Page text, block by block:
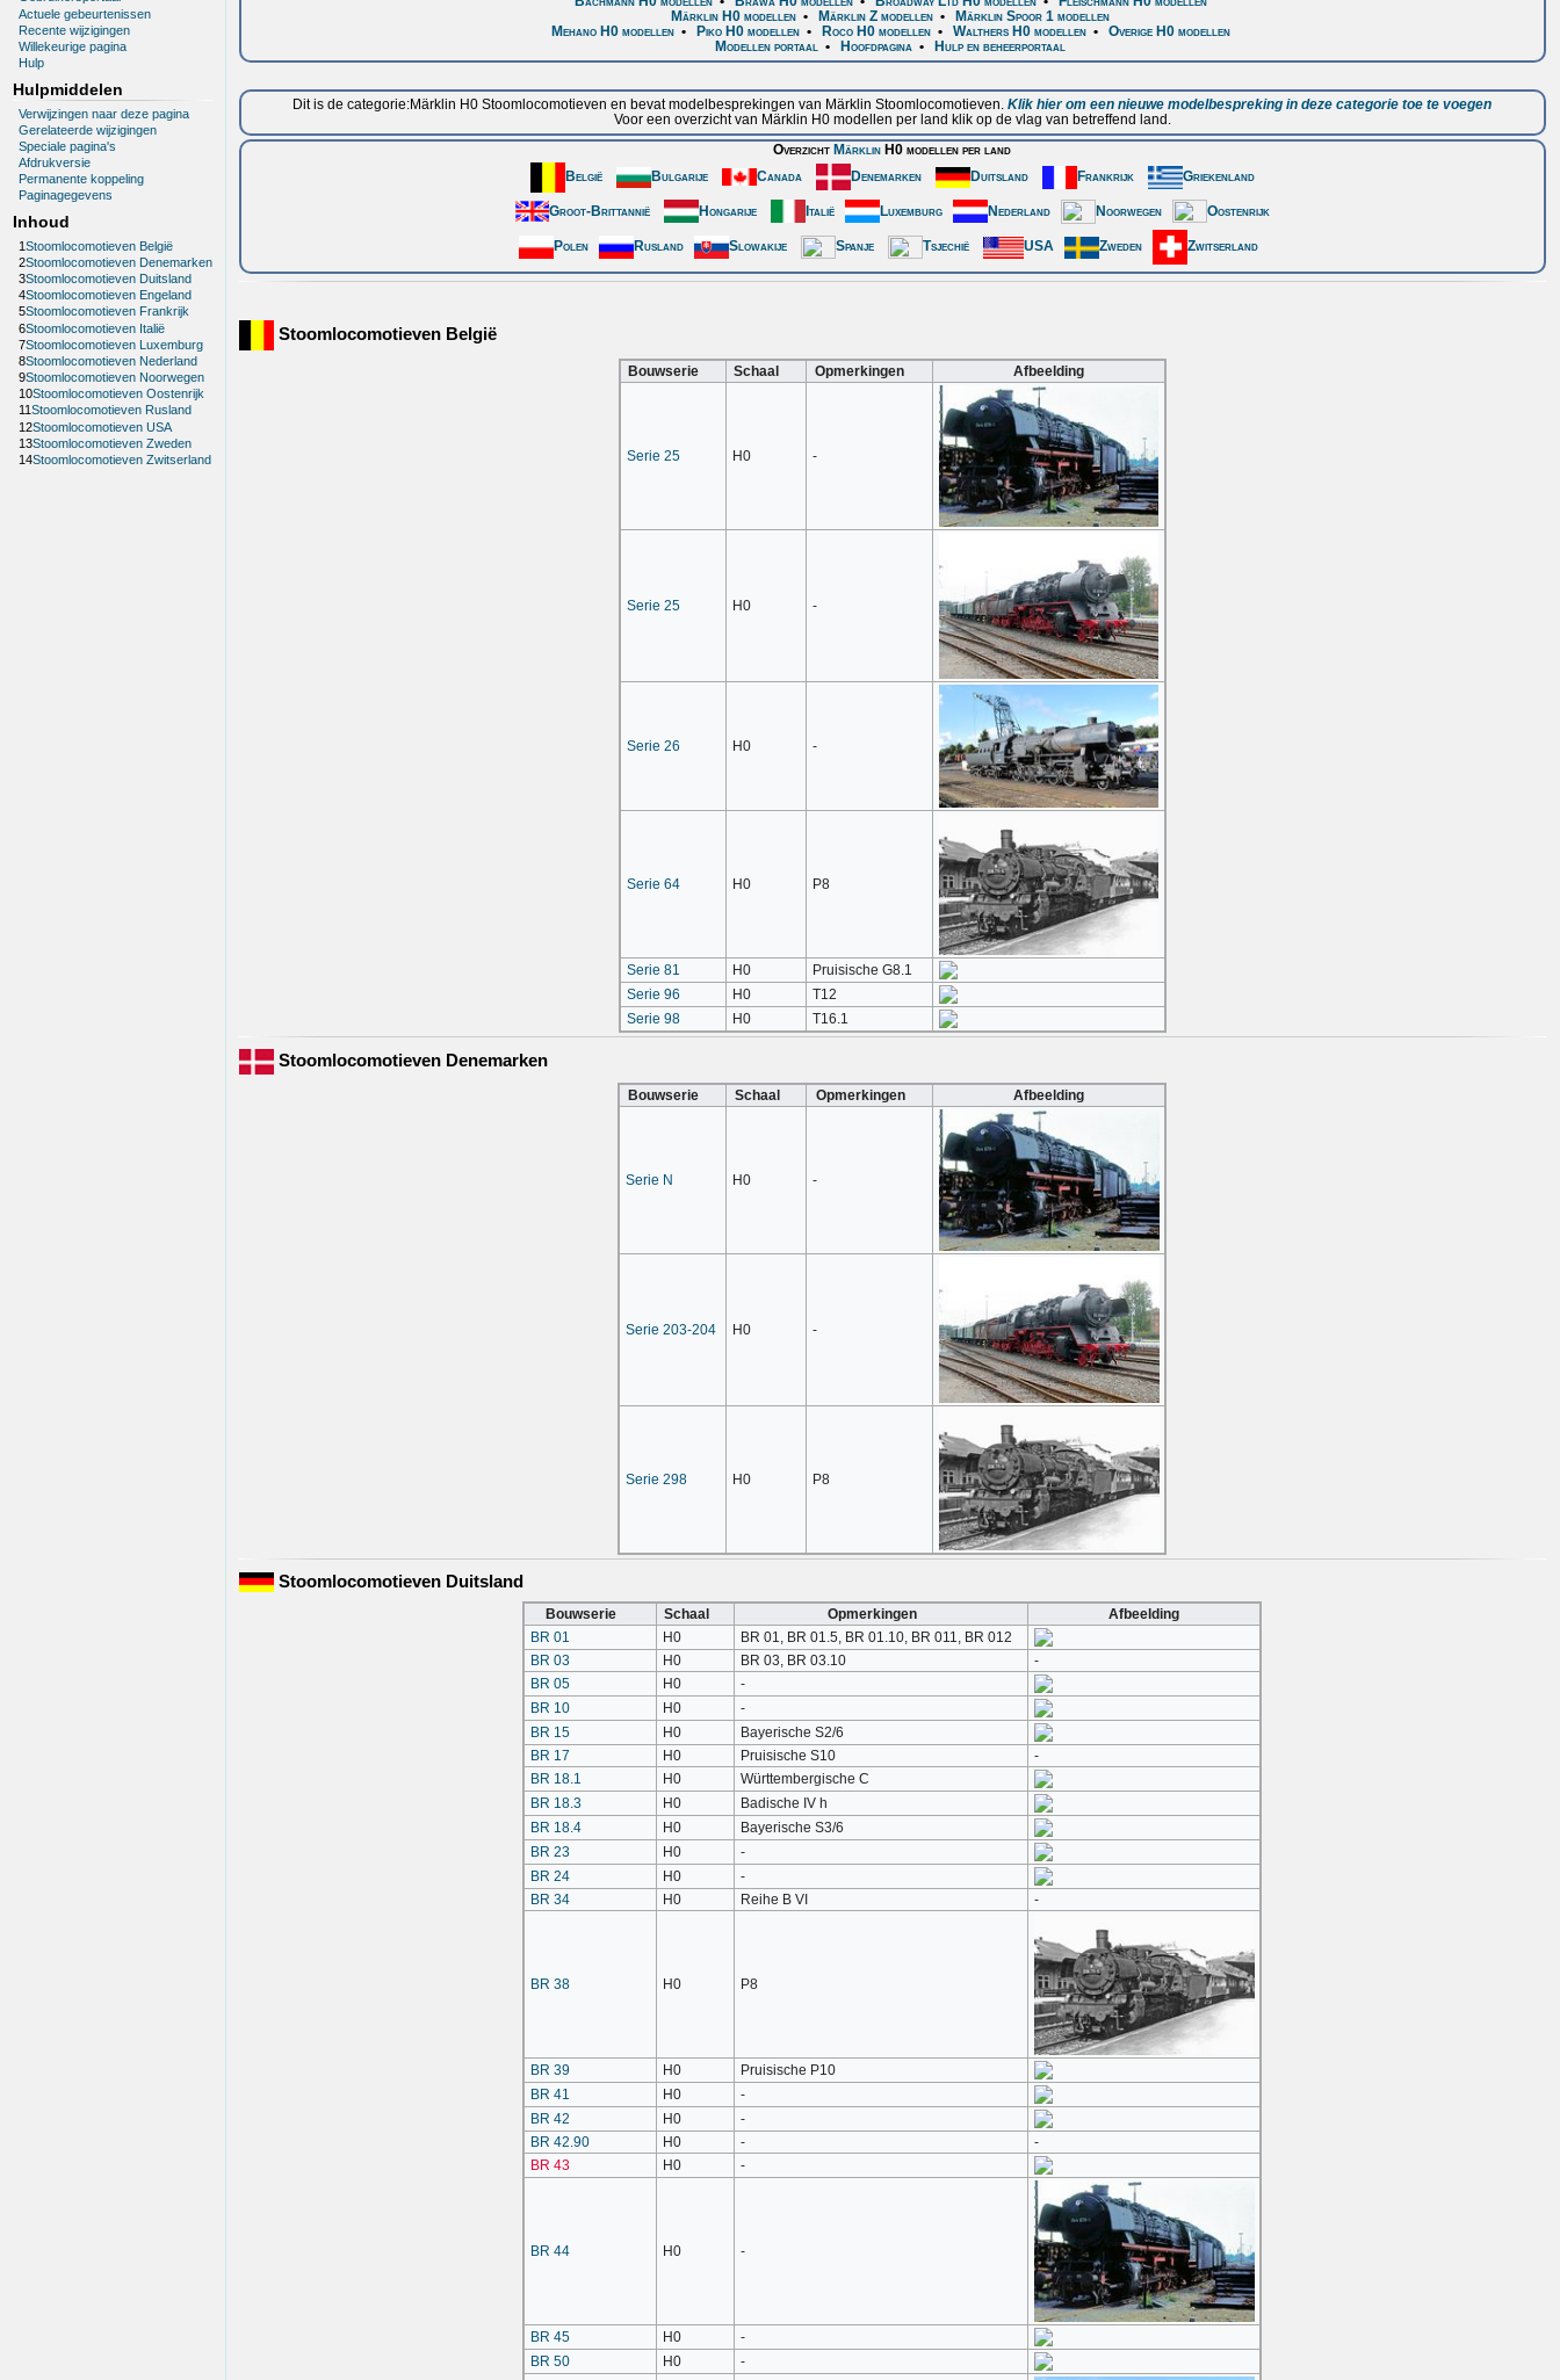
Actuele gebeurtenissen
Recente wijzigingen
Willekeurige pagina
Hulp
Hulpmiddelen
Verwijzingen naar deze pagina
Gerelateerde wijzigingen
Speciale pagina's
Afdrukversie
Permanente koppeling
Paginagegevens
Inhoud
1Stoomlocomotieven België
2Stoomlocomotieven Denemarken
3Stoomlocomotieven Duitsland
4Stoomlocomotieven Engeland
5Stoomlocomotieven Frankrijk
6Stoomlocomotieven Italië
7Stoomlocomotieven Luxemburg
8Stoomlocomotieven Nederland
9Stoomlocomotieven Noorwegen
10Stoomlocomotieven Oostenrijk
11Stoomlocomotieven Rusland
12Stoomlocomotieven USA
13Stoomlocomotieven Zweden
14Stoomlocomotieven Zwitserland
Märklin H0 modellen • Märklin Z modellen •
Märklin Spoor 1 modellen
Mehano H0 modellen• Piko H0 modellen• Roco H0 modellen• Walthers H0 modellen•
Overige H0 modellen
Modellen portaal
• Hoofdpagina • Hulp en beheerportaal
Dit is de categorie:Märklin H0 Stoomlocomotieven en bevat modelbesprekingen van Märklin Stoomlocomotieven.Klik hier om een nieuwe modelbespreking in deze categorie toe te voegen
Voor een overzicht van Märklin H0 modellen per land klik op de vlag van betreffend land.
OverzichtMärklin H0 modellen per land
België
Bulgarije Canada Denemarken Duitsland Frankrijk Griekenland
Groot-Brittannië Hongarije Italië Luxemburg Nederland Noorwegen Oostenrijk
Polen Rusland Slowakije Spanje Tsjechië USA Zweden Zwitserland
Stoomlocomotieven België
Bouwserie Schaal Opmerkingen Afbeelding
Serie 25 H0 -
Serie 25 H0 -
Serie 26 H0 -
Serie 64 H0 P8
Serie 81 H0
Pruisische G8.1
Serie 96
H0
T12
Serie 98
H0 T16.1
Stoomlocomotieven Denemarken
Bouwserie Schaal Opmerkingen Afbeelding
Serie N H0 -
Serie 203-204 H0 -
Serie 298 H0 P8
Stoomlocomotieven Duitsland
Bouwserie Schaal Opmerkingen
Afbeelding
BR 01
H0
BR 01, BR 01.5, BR 01.10, BR 011, BR 012
BR 03
H0 BR 03, BR 03.10
-
BR 05
H0
-
BR 10
H0
-
BR 15
H0
Bayerische S2/6
BR 17
H0 Pruisische S10
-
BR 18.1
H0
Württembergische C
BR 18.3
H0
Badische IV h
BR 18.4
H0
Bayerische S3/6
BR 23
H0
-
BR 24
H0
-
BR 34
H0 Reihe B VI -
BR 38 H0 P8
BR 39 H0
Pruisische P10
BR 41
H0
-
BR 42
H0
-
BR 42.90
H0 -
-
BR 43
H0 -
BR 44 H0 -
BR 45 H0
-
BR 50
H0 -